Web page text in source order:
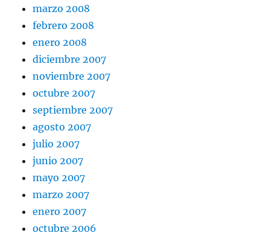
marzo 2008
febrero 2008
enero 2008
diciembre 2007
noviembre 2007
octubre 2007
septiembre 2007
agosto 2007
julio 2007
junio 2007
mayo 2007
marzo 2007
enero 2007
octubre 2006